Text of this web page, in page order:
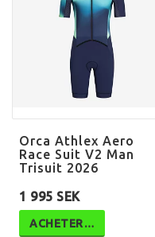
Orca Athlex Aero
Race Suit V2 Man
Trisuit 2026
1 995 SEK
ACHETER…